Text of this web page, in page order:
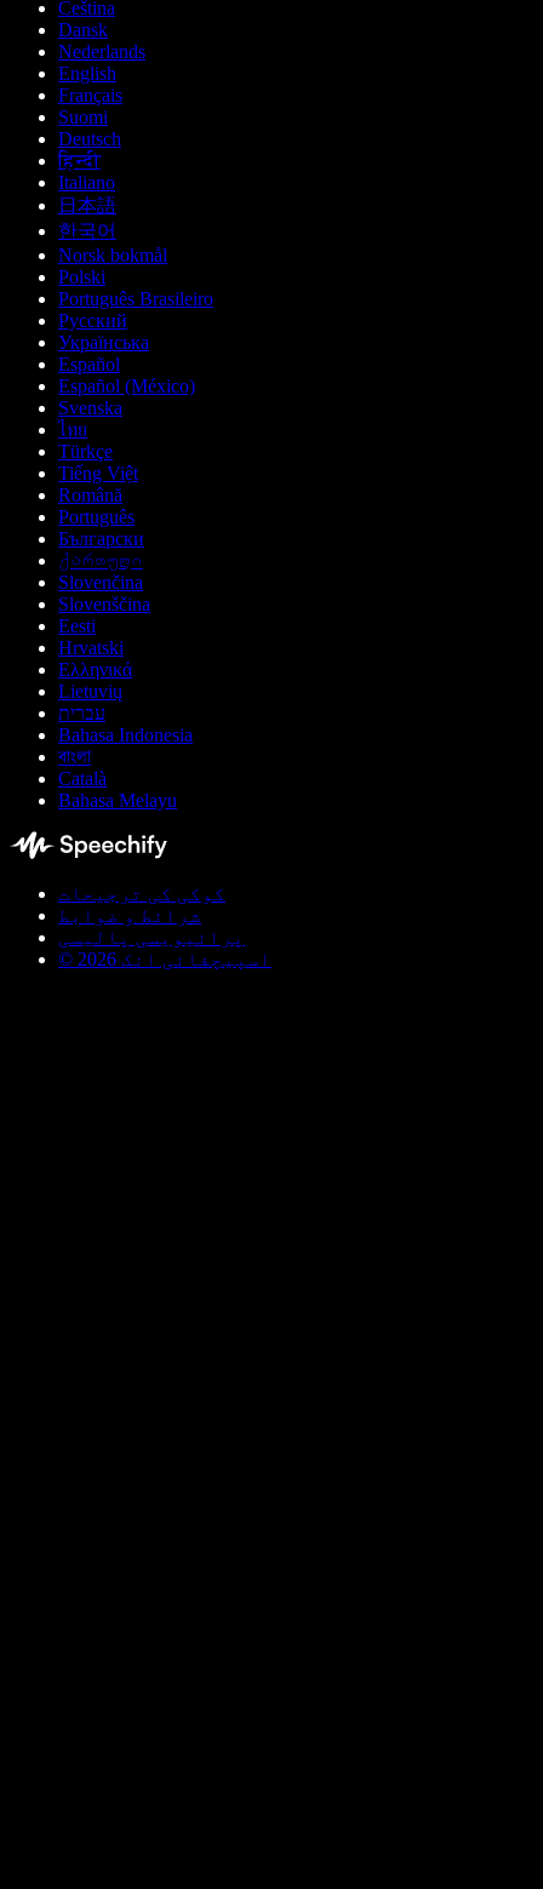
Čeština
Dansk
Nederlands
English
Français
Suomi
Deutsch
हिन्दी
Italiano
日本語
한국어
Norsk bokmål
Polski
Português Brasileiro
Русский
Українська
Español
Español (México)
Svenska
ไทย
Türkçe
Tiếng Việt
Română
Português
Български
ქართული
Slovenčina
Slovenščina
Eesti
Hrvatski
Ελληνικά
Lietuvių
עברית
Bahasa Indonesia
বাংলা
Català
Bahasa Melayu
کوکی کی ترجیحات
شرائط و ضوابط
پرائیویسی پالیسی
© اسپیچفائی انک 2026